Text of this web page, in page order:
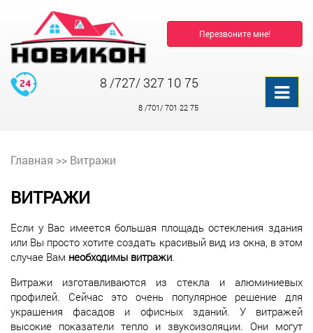
Перезвоните мне!
8 /727/ 327 10 75
8 /701/ 701 22 75
Главная >> Витражи
ВИТРАЖИ
Если у Вас имеется большая площадь остекления здания
или Вы просто хотите создать красивый вид из окна, в этом
случае Вам необходимы витражи.
Витражи изготавливаются из стекла и алюминиевых
профилей. Сейчас это очень популярное решение для
украшения фасадов и офисных зданий. У витражей
высокие показатели тепло и звукоизоляции. Они могут